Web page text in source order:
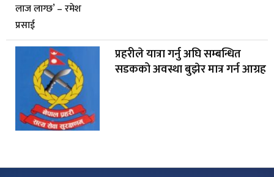
प्रहरीले यात्रा गर्नु अघि सम्बन्धित
सडकको अवस्था बुझेर मात्र गर्न आग्रह